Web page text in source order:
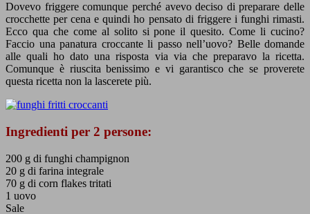
Dovevo friggere comunque perché avevo deciso di preparare delle
crocchette per cena e quindi ho pensato di friggere i funghi rimasti.
Ecco qua che come al solito si pone il quesito. Come li cucino?
Faccio una panatura croccante li passo nell’uovo? Belle domande
alle quali ho dato una risposta via via che preparavo la ricetta.
Comunque è riuscita benissimo e vi garantisco che se proverete
questa ricetta non la lascerete più.
Ingredienti per 2 persone:
200 g di funghi champignon
20 g di farina integrale
70 g di corn flakes tritati
1 uovo
Sale